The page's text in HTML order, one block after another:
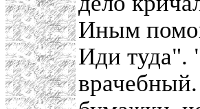
Иным
Иди туда".